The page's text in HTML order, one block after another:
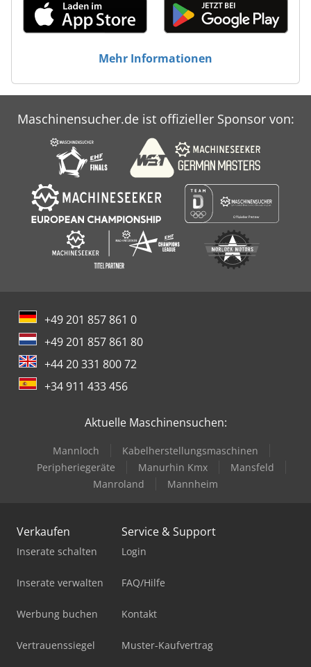
Mehr Informationen
Maschinensucher.de ist offizieller Sponsor von:
+49 201 857 861 0
+49 201 857 861 80
+44 20 331 800 72
+34 911 433 456
Aktuelle Maschinensuchen:
Mannloch
Kabelherstellungsmaschinen
Peripheriegeräte
Manurhin Kmx
Mansfeld
Manroland
Mannheim
Verkaufen
Inserate schalten
Inserate verwalten
Werbung buchen
Vertrauenssiegel
Service & Support
Login
FAQ/Hilfe
Kontakt
Muster-Kaufvertrag